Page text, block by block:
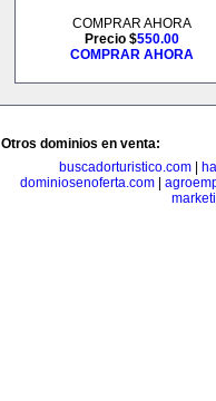
COMPRAR AHORA
Precio $550.00
COMPRAR AHORA
Otros dominios en venta:
buscadorturistico.com|
dominiosenoferta.com|